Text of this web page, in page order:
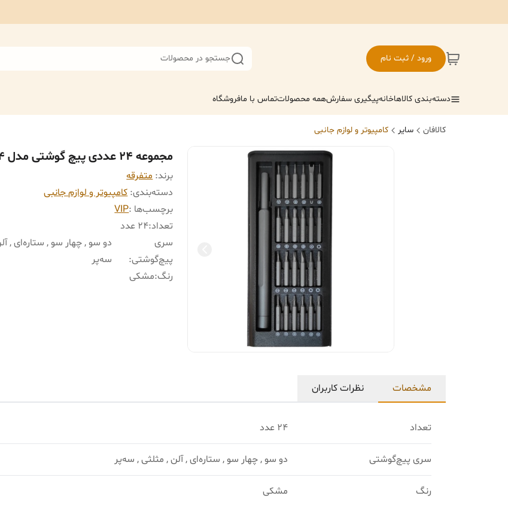
ورود / ثبت نام جستجو در محصولات
دسته‌بندی کالاهاخانهپیگیری سفارشهمه محصولاتتماس با مافروشگاه
کالافان سایر کامپیوتر و لوازم جانبی
مجموعه 24 عددی پیچ گوشتی مدل 6024
برند: متفرقه
دسته‌بندی:کامپیوتر و لوازم جانبی
برچسب‌ها :VIP
تعداد:24 عدد
سری
پیچ‌گوشتی:
دو سو , چهار سو , ستاره‌ای ,
سه‌پر
رنگ:مشکی
مشخصات نظرات کاربران
تعداد 24 عدد
سری پیچ‌گوشتی دو سو , چهار سو , ستاره‌ای , آلن , مثلثی , سه‌پر
رنگ مشکی